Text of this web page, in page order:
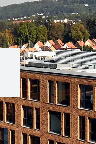
Producto
Asesoramiento
Testimonios y